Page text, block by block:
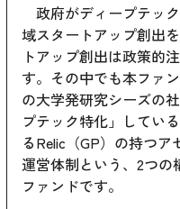
政府がディープテッ
域スタートアップ創出
トアップ創出は政策的
す。その中でも本ファ
の大学発研究シーズの
プテック特化」してい
るRelic（GP）の持つ
運営体制という、2つ
ファンドです。